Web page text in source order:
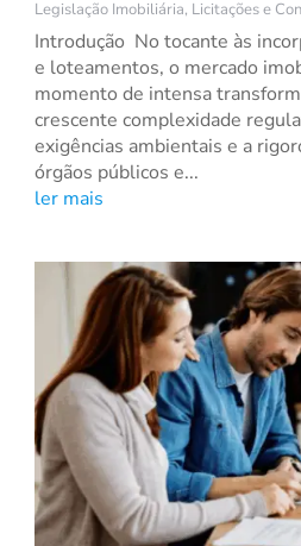
Legislação Imobiliária, Licitações e
Introdução No tocante às
e loteamentos, o mercado
momento de intensa
crescente complexidade
exigências ambientais e a
órgãos públicos e...
ler mais